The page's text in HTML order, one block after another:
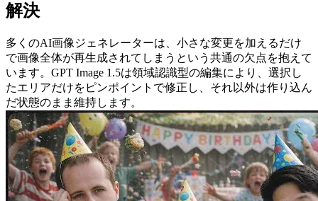
解決
多くのAI画像ジェネレーターは、小さな変更を加えるだけ
で画像全体が再生成されてしまうという共通の欠点を抱えて
います。GPT Image 1.5は領域認識型の編集により、選択し
たエリアだけをピンポイントで修正し、それ以外は作り込ん
だ状態のまま維持します。